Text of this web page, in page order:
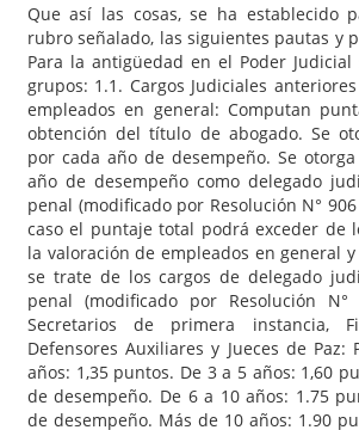
Que así las cosas, se ha establecido
rubro señalado, las siguientes pautas y
Para la antigüedad en el Poder
grupos: 1.1. Cargos Judiciales
empleados en general: Computan
obtención del título de abogado. Se
por cada año de desempeño. Se
año de desempeño como delegado
penal (modificado por Resolución N°
caso el puntaje total podrá exceder de
la valoración de empleados en general
se trate de los cargos de delegado
penal (modificado por Resolución N°
Secretarios de primera instancia,
Defensores Auxiliares y Jueces de Paz:
años: 1,35 puntos. De 3 a 5 años: 1,60
de desempeño. De 6 a 10 años: 1.75
de desempeño. Más de 10 años: 1.90